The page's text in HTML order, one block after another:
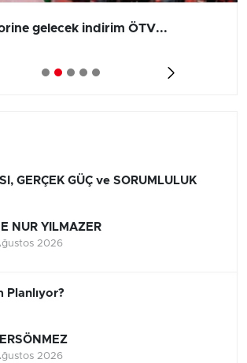
gelecek indirim ÖTV...
GERÇEK GÜÇ ve SORUMLULUK
NUR YILMAZER
2026
Planlıyor?
2026